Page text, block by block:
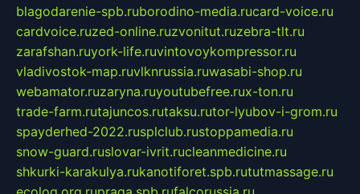
blagodarenie-spb.ruborodino-media.rucard-voice.ru
cardvoice.ruzed-online.ruzvonitut.ruzebra-tlt.ru
zarafshan.ruyork-life.ruvintovoykompressor.ru
vladivostok-map.ruvlknrussia.ruwasabi-shop.ru
webamator.ruzaryna.ruyoutubefree.rux-ton.ru
trade-farm.rutajuncos.rutaksu.rutor-lyubov-i-grom.ru
spayderhed-2022.rusplclub.rustoppamedia.ru
snow-guard.ruslovar-ivrit.rucleanmedicine.ru
shkurki-karakulya.rukanotiforet.spb.rututmassage.ru